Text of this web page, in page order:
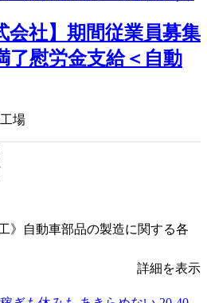
会社】期間従業員募集
了慰労金支給＜自動
場
》自動車部品の製造に関する各
詳細を表示